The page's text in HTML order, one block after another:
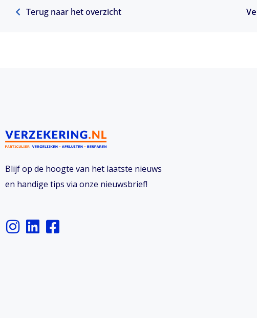
Terug naar het overzicht
Blijf op de hoogte van het laatste nieuws
en handige tips via onze nieuwsbrief!
I
n
L
i
F
a